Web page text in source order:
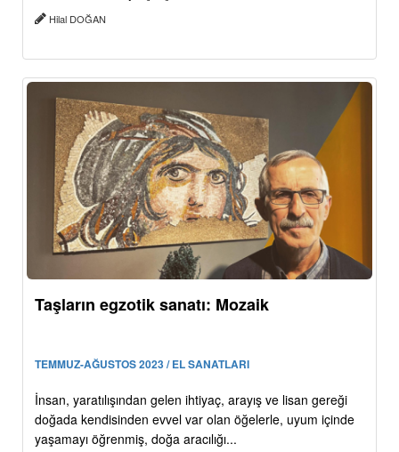
Hilal DOĞAN
Taşların egzotik sanatı: Mozaik
TEMMUZ-AĞUSTOS 2023 / EL SANATLARI
İnsan, yaratılışından gelen ihtiyaç, arayış ve lisan gereği
doğada kendisinden evvel var olan öğelerle, uyum içinde
yaşamayı öğrenmiş, doğa aracılığı...